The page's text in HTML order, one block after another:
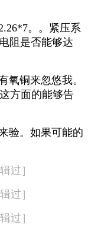
。。紧压系
阻是否能够达
氧铜来忽悠我。
方面的能够告
验。如果可能的
过］
过］
过］